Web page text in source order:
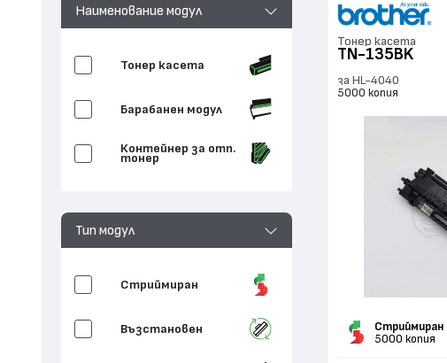
Наименование модул
Тонер касета
Барабанен модул
Контейнер за отп.
тонер
Тип модул
Стриймиран
Възстановен
Тонер касета
TN-135BK
за HL-4040
5000 копия
Стриймиран
5000 копия